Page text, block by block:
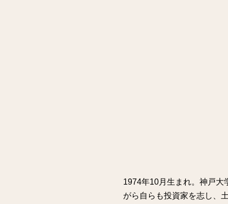
1974年10月生まれ。神戸大
がら自らも投資家を志し、